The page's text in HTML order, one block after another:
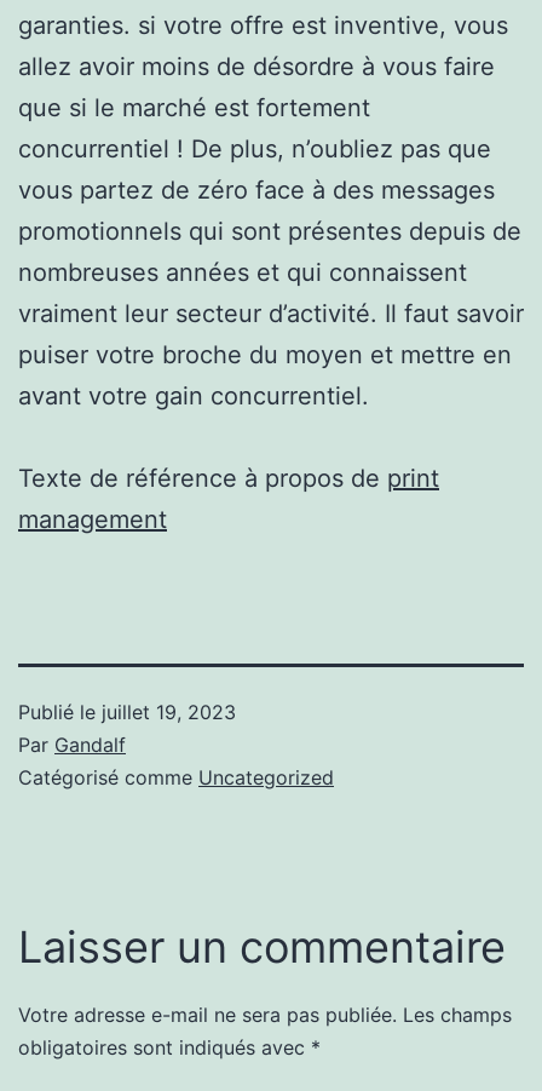
garanties. si votre offre est inventive, vous
allez avoir moins de désordre à vous faire
que si le marché est fortement
concurrentiel ! De plus, n’oubliez pas que
vous partez de zéro face à des messages
promotionnels qui sont présentes depuis de
nombreuses années et qui connaissent
vraiment leur secteur d’activité. Il faut savoir
puiser votre broche du moyen et mettre en
avant votre gain concurrentiel.
Texte de référence à propos de print
management
Publié le juillet 19, 2023
Par Gandalf
Catégorisé comme Uncategorized
Laisser un commentaire
Votre adresse e-mail ne sera pas publiée. Les champs
obligatoires sont indiqués avec *